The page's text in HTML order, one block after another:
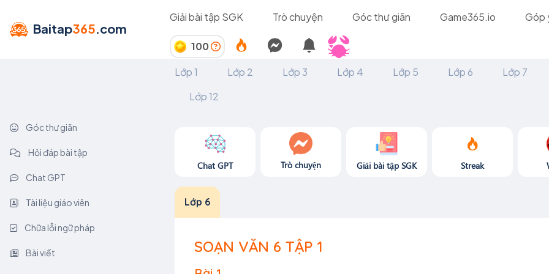
Baitap365.com
Giải bài tập SGK Trò chuyện Góc thư giãn Game365.io Góp
100
Lớp 1
Lớp 2 Lớp 3 Lớp 4 Lớp 5 Lớp 6 Lớp 7
Lớp 12
Góc thư giãn
Hỏi đáp bài tập
Chat GPT
Tài liệu giáo viên
Chữa lỗi ngữ pháp
Bài viết
Chat GPT Trò chuyện Giải bài tập SGK Streak
Lớp 6
SOẠN VĂN 6 TẬP 1